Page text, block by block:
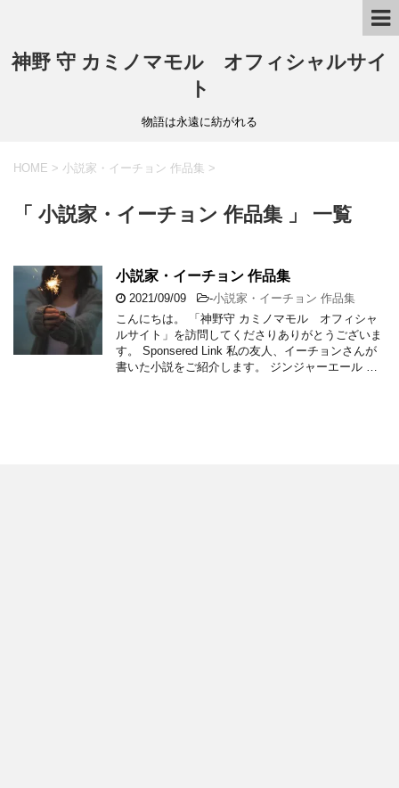
神野 守 カミノマモル オフィシャルサイ
ト
物語は永遠に紡がれる
HOME > 小説家・イーチョン 作品集 >
「 小説家・イーチョン 作品集 」 一覧
小説家・イーチョン 作品集
2021/09/09 -小説家・イーチョン 作品集
こんにちは。 「神野守 カミノマモル オフィシャ
ルサイト」を訪問してくださりありがとうございま
す。 Sponsered Link 私の友人、イーチョンさんが
書いた小説をご紹介します。 ジンジャーエール …